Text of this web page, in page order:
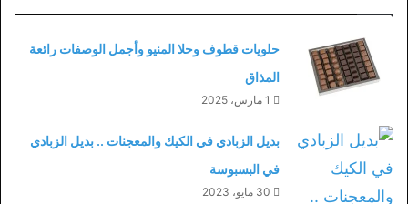
حلويات قطوف وحلا المنيو وأجمل الوصفات رائعة
المذاق
1 مارس، 2025
بديل الزبادي في الكيك والمعجنات .. بديل الزبادي
في البسبوسة
30 مايو، 2023